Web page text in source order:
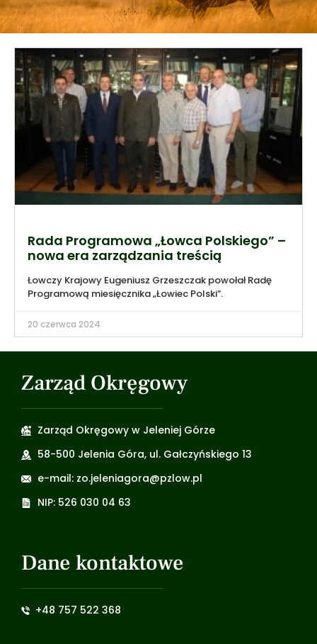
Rada Programowa „Łowca Polskiego” –
nowa era zarządzania treścią
Łowczy Krajowy Eugeniusz Grzeszczak powołał Radę
Programową miesięcznika „Łowiec Polski”.
20 czerwca 2024
Zarząd Okręgowy
Zarząd Okręgowy w Jeleniej Górze
58-500 Jelenia Góra, ul. Gałczyńskiego 13
e-mail: zo.jeleniagora@pzlow.pl
NIP: 526 030 04 63
Dane kontaktowe
+48 757 522 368